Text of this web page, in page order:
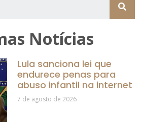
Notícias
Lula sanciona lei que
endurece penas para
abuso infantil na internet
7 de agosto de 2026